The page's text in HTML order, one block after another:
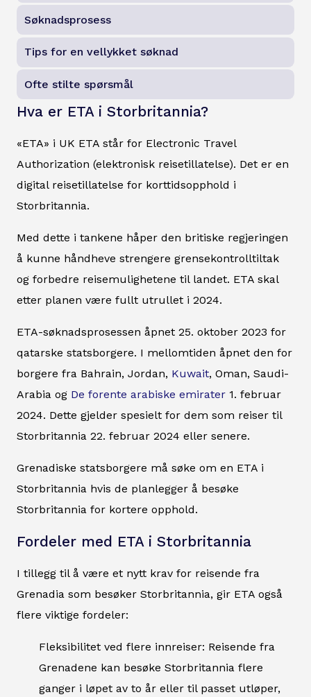
Søknadsprosess
Tips for en vellykket søknad
Ofte stilte spørsmål
Hva er ETA i Storbritannia?
«ETA» i UK ETA står for Electronic Travel
Authorization (elektronisk reisetillatelse). Det er en
digital reisetillatelse for korttidsopphold i
Storbritannia.
Med dette i tankene håper den britiske regjeringen
å kunne håndheve strengere grensekontrolltiltak
og forbedre reisemulighetene til landet. ETA skal
etter planen være fullt utrullet i 2024.
ETA-søknadsprosessen åpnet 25. oktober 2023 for
qatarske statsborgere. I mellomtiden åpnet den for
borgere fra Bahrain, Jordan, Kuwait, Oman, Saudi-
Arabia og De forente arabiske emirater 1. februar
2024. Dette gjelder spesielt for dem som reiser til
Storbritannia 22. februar 2024 eller senere.
Grenadiske statsborgere må søke om en ETA i
Storbritannia hvis de planlegger å besøke
Storbritannia for kortere opphold.
Fordeler med ETA i Storbritannia
I tillegg til å være et nytt krav for reisende fra
Grenadia som besøker Storbritannia, gir ETA også
flere viktige fordeler:
Fleksibilitet ved flere innreiser: Reisende fra
Grenadene kan besøke Storbritannia flere
ganger i løpet av to år eller til passet utløper,